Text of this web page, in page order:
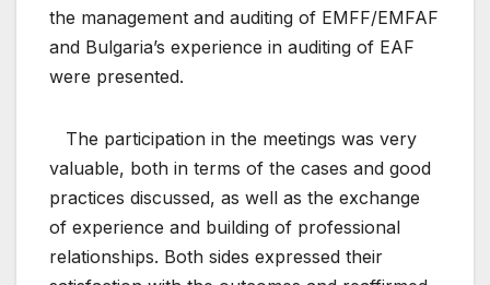
the management and auditing of EMFF/EMFAF
and Bulgaria’s experience in auditing of EAF
were presented.
The participation in the meetings was very
valuable, both in terms of the cases and good
practices discussed, as well as the exchange
of experience and building of professional
relationships. Both sides expressed their